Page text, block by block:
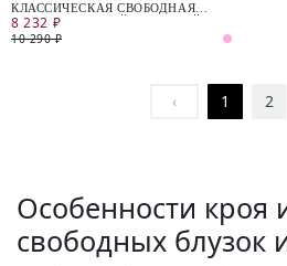
КЛАССИЧЕСКАЯ СВОБОДНАЯ
БЛУЗКА ИЗ ЯРКОЙ АТЛАСНОЙ
ТКАНИ
8 232 ₽
10 290 ₽
‹ 1 2
Особенности кроя
свободных блузок